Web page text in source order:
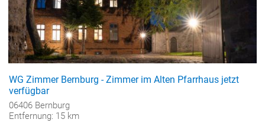
WG Zimmer Bernburg - Zimmer im Alten Pfarrhaus jetzt
verfügbar
06406 Bernburg
Entfernung: 15 km